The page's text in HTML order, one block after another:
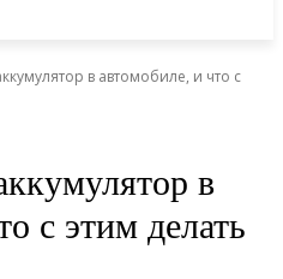
в автомобиле, и что с
в
с этим делать